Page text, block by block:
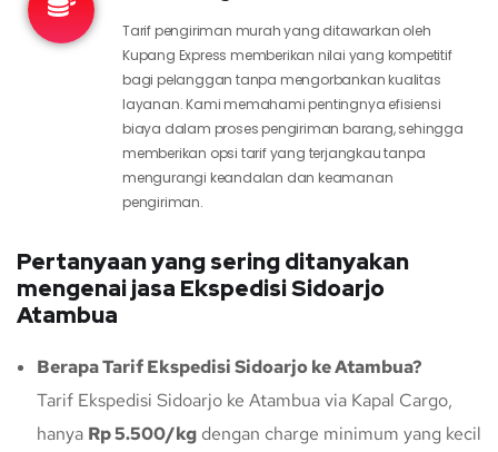
Tarif pengiriman murah yang ditawarkan oleh
Kupang Express memberikan nilai yang kompetitif
bagi pelanggan tanpa mengorbankan kualitas
layanan. Kami memahami pentingnya efisiensi
biaya dalam proses pengiriman barang, sehingga
memberikan opsi tarif yang terjangkau tanpa
mengurangi keandalan dan keamanan
pengiriman.
Pertanyaan yang sering ditanyakan
mengenai jasa Ekspedisi Sidoarjo
Atambua
Berapa Tarif Ekspedisi Sidoarjo ke Atambua?
Tarif Ekspedisi Sidoarjo ke Atambua via Kapal Cargo,
hanya Rp 5.500/kg dengan charge minimum yang kecil